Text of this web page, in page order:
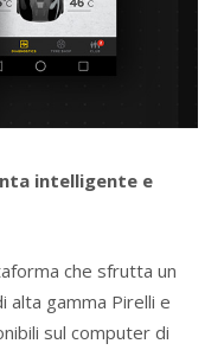
intelligente e
che sfrutta un
alta gamma Pirelli e
sul computer di